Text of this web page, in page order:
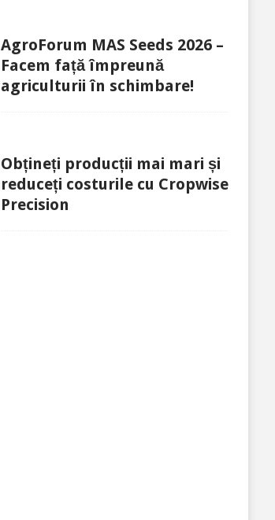
AgroForum MAS Seeds 2026 –
Facem față împreună
agriculturii în schimbare!
Obțineți producții mai mari și
reduceți costurile cu Cropwise
Precision